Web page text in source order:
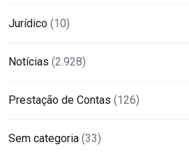
Jurídico (10)
Notícias (2.928)
Prestação de Contas (126)
Sem categoria (33)